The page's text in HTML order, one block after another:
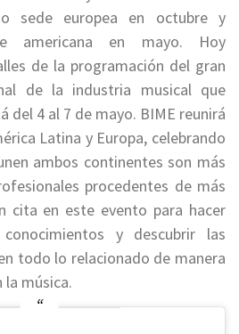
sede europea en octubre y
americana en mayo. Hoy
de la programación del gran
de la industria musical que
del 4 al 7 de mayo. BIME reunirá
Latina y Europa, celebrando
ambos continentes son más
procedentes de más
cita en este evento para hacer
y descubrir las
todo lo relacionado de manera
música.